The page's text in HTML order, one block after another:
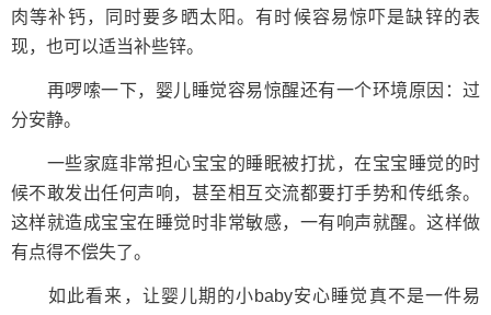
肉等补钙，同时要多晒太阳。有时候容易惊吓是缺锌的表
现，也可以适当补些锌。
再啰嗦一下，婴儿睡觉容易惊醒还有一个环境原因：过
分安静。
一些家庭非常担心宝宝的睡眠被打扰，在宝宝睡觉的时
候不敢发出任何声响，甚至相互交流都要打手势和传纸条。
这样就造成宝宝在睡觉时非常敏感，一有响声就醒。这样做
有点得不偿失了。
如此看来，让婴儿期的小baby安心睡觉真不是一件易